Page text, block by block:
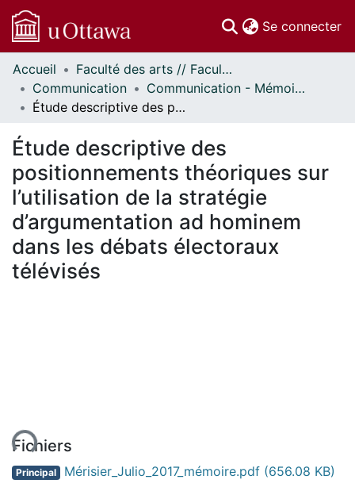
Se connecter
Communautés
et collections
Parcourir
Statistiques
À propos
Accueil
Faculté des arts // Faculty of Arts
Communication
Communication - Mémoires // Communication - Research Papers
Étude descriptive des positionnements théoriques sur l’utilisation de la stratégie d’argumentation ad hominem dans les débats électoraux télévisés
Étude descriptive des
positionnements théoriques sur
l’utilisation de la stratégie
d’argumentation ad hominem
dans les débats électoraux
télévisés
Fichiers
Principal Mérisier_Julio_2017_mémoire.pdf (656.08 KB)